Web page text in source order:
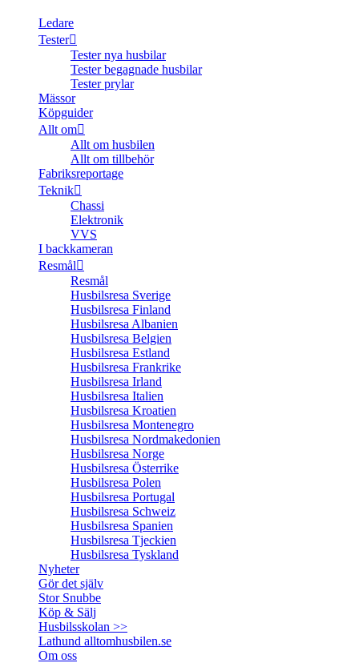
Ledare
Tester
Tester nya husbilar
Tester begagnade husbilar
Tester prylar
Mässor
Köpguider
Allt om
Allt om husbilen
Allt om tillbehör
Fabriksreportage
Teknik
Chassi
Elektronik
VVS
I backkameran
Resmål
Resmål
Husbilsresa Sverige
Husbilsresa Finland
Husbilsresa Albanien
Husbilsresa Belgien
Husbilsresa Estland
Husbilsresa Frankrike
Husbilsresa Irland
Husbilsresa Italien
Husbilsresa Kroatien
Husbilsresa Montenegro
Husbilsresa Nordmakedonien
Husbilsresa Norge
Husbilsresa Österrike
Husbilsresa Polen
Husbilsresa Portugal
Husbilsresa Schweiz
Husbilsresa Spanien
Husbilsresa Tjeckien
Husbilsresa Tyskland
Nyheter
Gör det själv
Stor Snubbe
Köp & Sälj
Husbilsskolan >>
Lathund alltomhusbilen.se
Om oss